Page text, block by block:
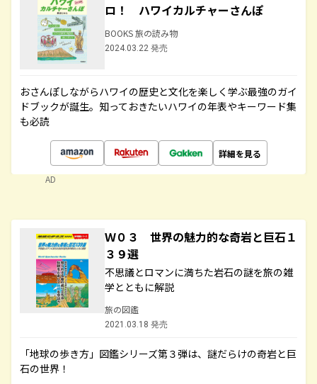
ロ！ ハワイカルチャーさんぽ
BOOKS 旅の読み物
2024.03.22 発売
おさんぽしながらハワイの歴史と文化を楽しく学ぶ最強のガイ
ドブックが誕生。知っておきたいハワイの年表やキーワード集
も必読
詳細を見る
AD
Ｗ０３ 世界の魅力的な奇岩と巨石１
３９選
不思議とロマンに満ちた岩石の謎を旅の雑
学とともに解説
旅の図鑑
2021.03.18 発売
「地球の歩き方」図鑑シリーズ第３弾は、謎だらけの奇岩と巨
石の世界！